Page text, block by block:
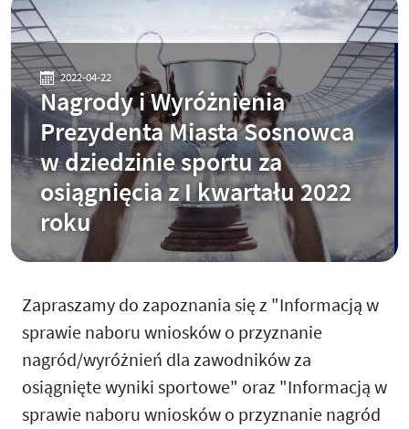
2022-04-22
Nagrody i Wyróżnienia
Prezydenta Miasta Sosnowca
w dziedzinie sportu za
osiągnięcia z I kwartału 2022
roku
Zapraszamy do zapoznania się z "Informacją w
sprawie naboru wniosków o przyznanie
nagród/wyróżnień dla zawodników za
osiągnięte wyniki sportowe" oraz "Informacją w
sprawie naboru wniosków o przyznanie nagród